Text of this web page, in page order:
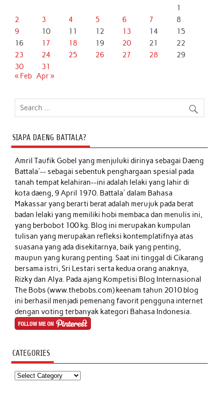
1
2
3 4 5 6 7
8
9
10 11 12 13 14
15
16
17 18 19 20 21
22
23
24 25 26 27 28
29
30
31
« Feb Apr »
SIAPA DAENG BATTALA?
Amril Taufik Gobelyang menjuluki dirinya sebagai Daeng
Battala'-- sebagai sebentuk penghargaan spesial pada
tanah tempat kelahiran--ini adalah lelaki yang lahir di
kota daeng, 9 April 1970. Battala' dalam Bahasa
Makassar yang berarti berat adalah merujuk pada berat
badan lelaki yang memiliki hobi membaca dan menulis ini,
yang berbobot 100 kg. Blog ini merupakan kumpulan
tulisan yang merupakan refleksi kontemplatifnya atas
suasana yang ada disekitarnya, baik yang penting,
maupun yang kurang penting. Saat ini tinggal di Cikarang
bersama istri, Sri Lestari serta kedua orang anaknya,
Rizky dan Alya. Pada ajang Kompetisi Blog Internasional
The Bobs (www.thebobs.com) keenam tahun 2010 blog
ini berhasil menjadi pemenang favorit pengguna internet
dengan voting terbanyak kategori Bahasa Indonesia.
CATEGORIES
Categories